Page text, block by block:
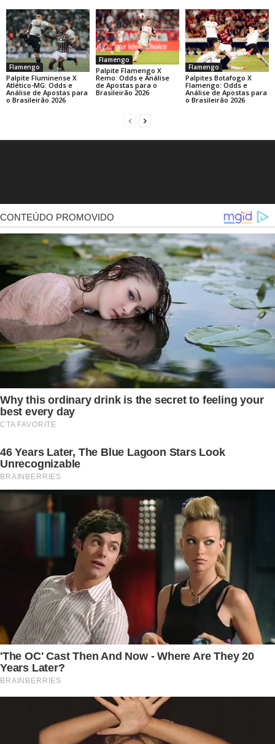
Flamengo
Palpite Fluminense X
Atlético-MG: Odds e
Análise de Apostas para
o Brasileirão 2026
Flamengo
Palpite Flamengo X
Remo: Odds e Análise
de Apostas para o
Brasileirão 2026
Flamengo
Palpites Botafogo X
Flamengo: Odds e
Análise de Apostas para
o Brasileirão 2026